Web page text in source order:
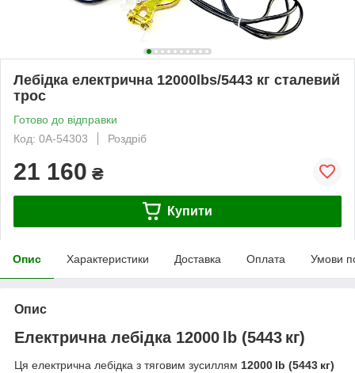
Лебідка електрична 12000lbs/5443 кг сталевий
трос
Готово до відправки
Код: 0А-54303
Роздріб
21 160 ₴
Купити
Опис Характеристики Доставка Оплата Умови
Опис
Електрична лебідка 12000 lb (5443 кг)
Ця електрична лебідка з тяговим зусиллям 12000 lb (5443 кг)